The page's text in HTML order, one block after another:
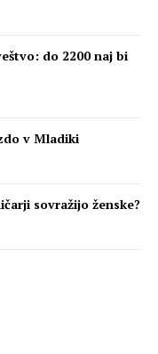
do 2200 naj bi
v Mladiki
sovražijo ženske?